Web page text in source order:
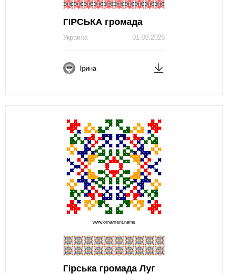
ГІРСЬКА громада
01.08.2026
Украина
Ірина
Гірська громада Луг